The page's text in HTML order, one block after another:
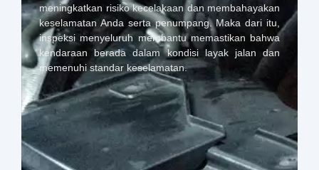
meningkatkan risiko kecelakaan dan membahayakan
keselamatan Anda serta penumpang. Maka dari itu,
inspeksi menyeluruh membantu memastikan bahwa
kendaraan berada dalam kondisi layak jalan dan
memenuhi standar keselamatan.